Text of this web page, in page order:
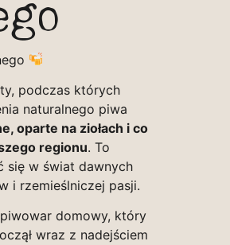
podczas których
naturalnego piwa
oparte na ziołach i co
regionu. To
się w świat dawnych
i rzemieślniczej pasji.
domowy, który
wraz z nadejściem